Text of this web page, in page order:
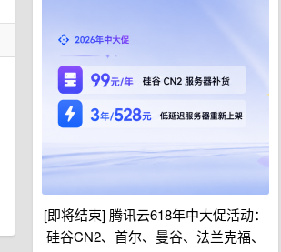
[即将结束] 腾讯云618年中大促活动：
硅谷CN2、首尔、曼谷、法兰克福、